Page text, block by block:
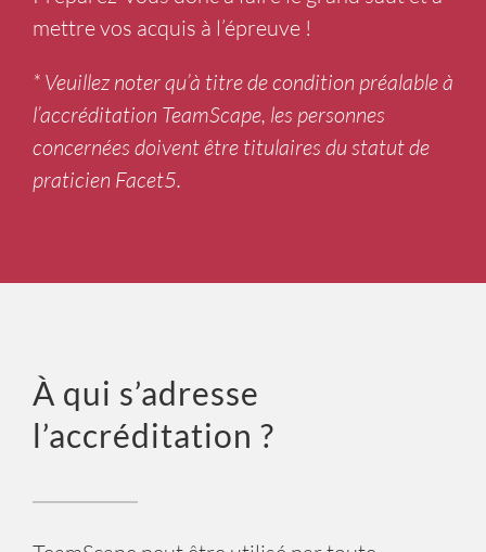
Préparez-vous donc à faire le grand saut et à
mettre vos acquis à l’épreuve !
* Veuillez noter qu’à titre de condition préalable à
l’accréditation TeamScape, les personnes
concernées doivent être titulaires du statut de
praticien Facet5.
À qui s’adresse
l’accréditation ?